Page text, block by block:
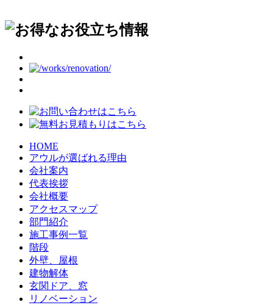
HOME
アウルが選ばれる理由
会社案内
代表挨拶
会社概要
アクセスマップ
部門紹介
施工事例一覧
階段
外壁、屋根
建物解体
玄関ドア、窓
リノベーション